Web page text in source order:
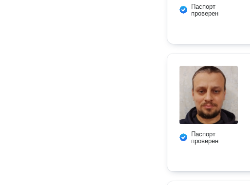
Паспорт
проверен
Паспорт
проверен